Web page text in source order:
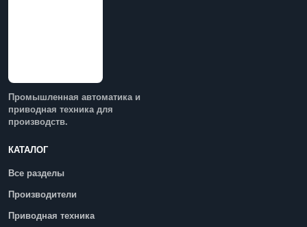
Промышленная автоматика и
приводная техника для
производств.
КАТАЛОГ
Все разделы
Производители
Приводная техника